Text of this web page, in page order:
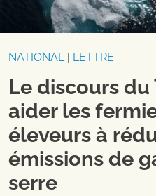
NATIONAL| LETTRE
Le discours
aider les
éleveurs à
émissions de
serre